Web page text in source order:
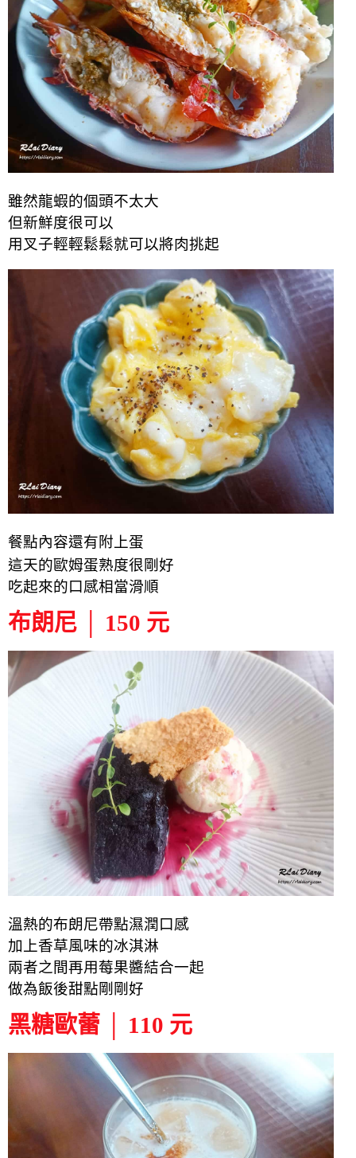
雖然龍蝦的個頭不太大
但新鮮度很可以
用叉子輕輕鬆鬆就可以將肉挑起
餐點內容還有附上蛋
這天的歐姆蛋熟度很剛好
吃起來的口感相當滑順
布朗尼 │ 150 元
溫熱的布朗尼帶點濕潤口感
加上香草風味的冰淇淋
兩者之間再用莓果醬結合一起
做為飯後甜點剛剛好
黑糖歐蕾 │ 110 元